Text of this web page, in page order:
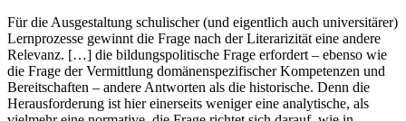
Für die Ausgestaltung schulischer (und eigentlich auch universitärer)
Lernprozesse gewinnt die Frage nach der Literarizität eine andere
Relevanz. […] die bildungspolitische Frage erfordert – ebenso wie
die Frage der Vermittlung domänenspezifischer Kompetenzen und
Bereitschaften – andere Antworten als die historische. Denn die
Herausforderung ist hier einerseits weniger eine analytische, als